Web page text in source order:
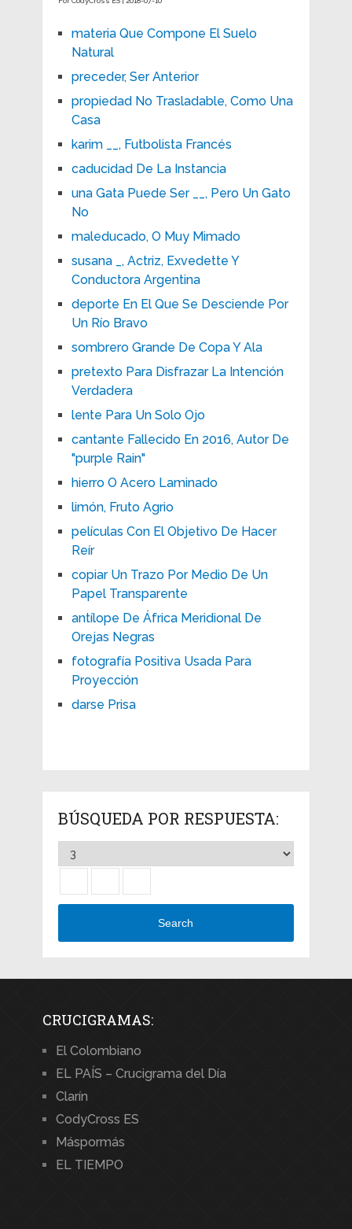
materia Que Compone El Suelo
Natural
preceder, Ser Anterior
propiedad No Trasladable, Como Una
Casa
karim __, Futbolista Francés
caducidad De La Instancia
una Gata Puede Ser __, Pero Un Gato
No
maleducado, O Muy Mimado
susana _, Actriz, Exvedette Y
Conductora Argentina
deporte En El Que Se Desciende Por
Un Río Bravo
sombrero Grande De Copa Y Ala
pretexto Para Disfrazar La Intención
Verdadera
lente Para Un Solo Ojo
cantante Fallecido En 2016, Autor De
"purple Rain"
hierro O Acero Laminado
limón, Fruto Agrio
películas Con El Objetivo De Hacer
Reír
copiar Un Trazo Por Medio De Un
Papel Transparente
antílope De África Meridional De
Orejas Negras
fotografía Positiva Usada Para
Proyección
darse Prisa
BÚSQUEDA POR RESPUESTA:
Search
CRUCIGRAMAS:
El Colombiano
EL PAÍS – Crucigrama del Día
Clarín
CodyCross ES
Máspormás
EL TIEMPO